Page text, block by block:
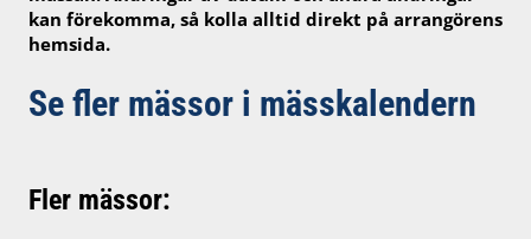
kan förekomma, så kolla alltid direkt på arrangörens
hemsida.
Se fler mässor i mässkalendern
Fler mässor: